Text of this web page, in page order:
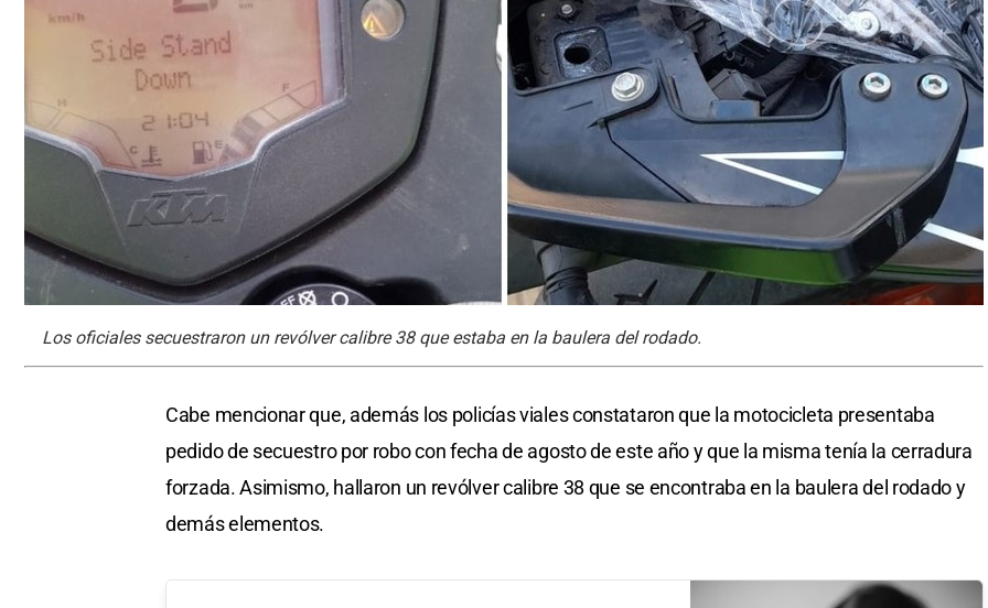
Los oficiales secuestraron un revólver calibre 38 que estaba en la baulera del rodado.
Cabe mencionar que, además los policías viales constataron que la motocicleta presentaba
pedido de secuestro por robo con fecha de agosto de este año y que la misma tenía la cerradura
forzada. Asimismo, hallaron un revólver calibre 38 que se encontraba en la baulera del rodado y
demás elementos.